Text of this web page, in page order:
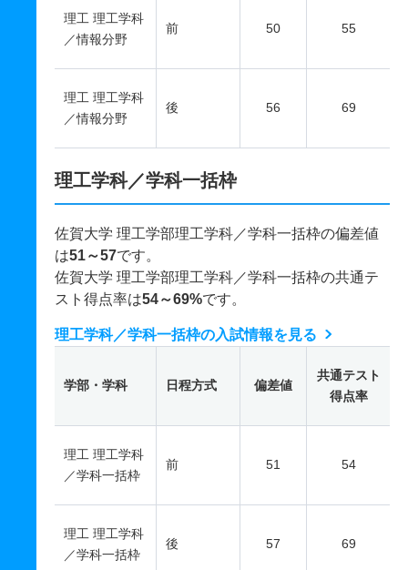
理工 理工学科
／情報分野
前 50 55
理工 理工学科
／情報分野
後 56 69
理工学科／学科一括枠
佐賀大学 理工学部理工学科／学科一括枠の偏差値
は51～57です。
佐賀大学 理工学部理工学科／学科一括枠の共通テ
スト得点率は54～69%です。
理工学科／学科一括枠の入試情報を見る
学部・学科 日程方式 偏差値
共通テスト
得点率
理工 理工学科
／学科一括枠
前 51 54
理工 理工学科
／学科一括枠
後 57 69